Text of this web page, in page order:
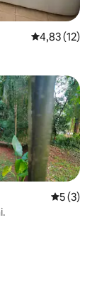
Classificação
4,83 (12)
5 (3)